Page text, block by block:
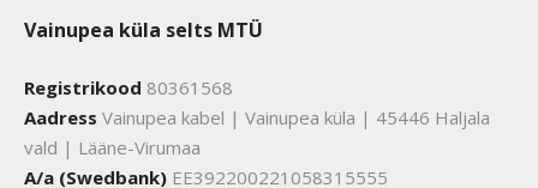
Vainupea küla selts MTÜ
Registrikood 80361568
Aadress Vainupea kabel | Vainupea küla | 45446 Haljala
vald | Lääne-Virumaa
A/a (Swedbank) EE392200221058315555